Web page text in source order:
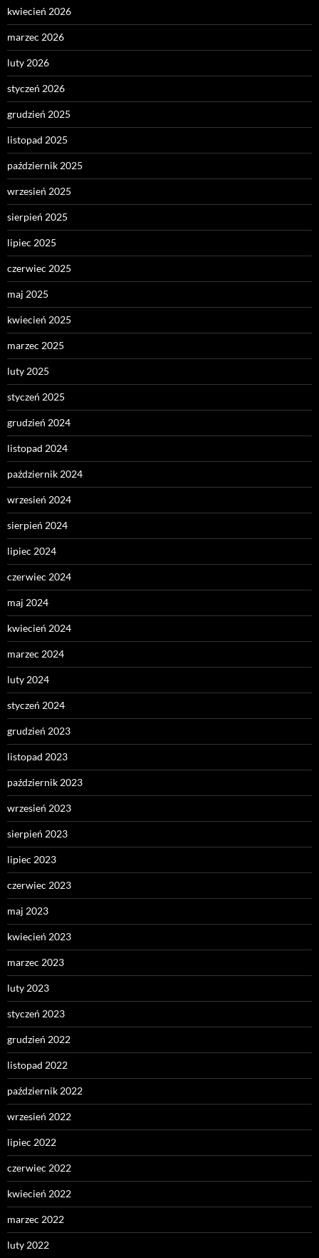
kwiecień 2026
marzec 2026
luty 2026
styczeń 2026
grudzień 2025
listopad 2025
październik 2025
wrzesień 2025
sierpień 2025
lipiec 2025
czerwiec 2025
maj 2025
kwiecień 2025
marzec 2025
luty 2025
styczeń 2025
grudzień 2024
listopad 2024
październik 2024
wrzesień 2024
sierpień 2024
lipiec 2024
czerwiec 2024
maj 2024
kwiecień 2024
marzec 2024
luty 2024
styczeń 2024
grudzień 2023
listopad 2023
październik 2023
wrzesień 2023
sierpień 2023
lipiec 2023
czerwiec 2023
maj 2023
kwiecień 2023
marzec 2023
luty 2023
styczeń 2023
grudzień 2022
listopad 2022
październik 2022
wrzesień 2022
lipiec 2022
czerwiec 2022
kwiecień 2022
marzec 2022
luty 2022